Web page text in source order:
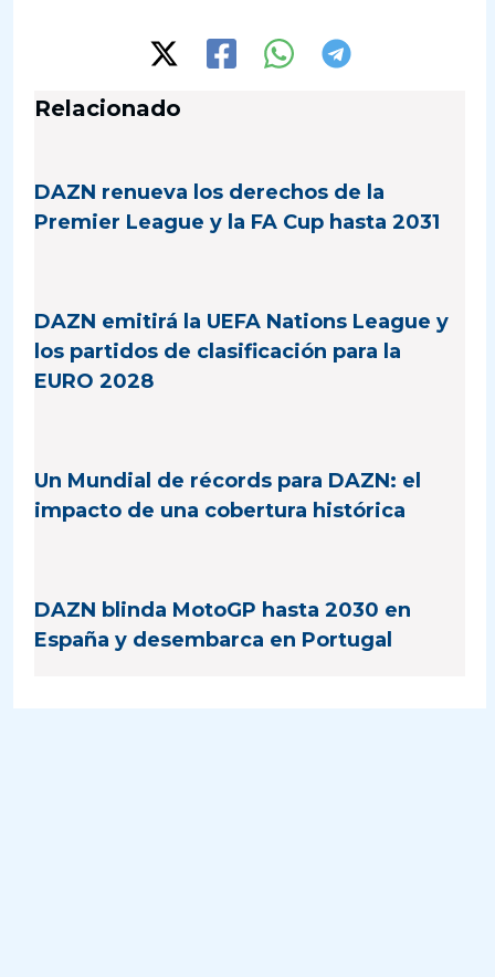
Relacionado
DAZN renueva los derechos de la
Premier League y la FA Cup hasta 2031
DAZN emitirá la UEFA Nations League y
los partidos de clasificación para la
EURO 2028
Un Mundial de récords para DAZN: el
impacto de una cobertura histórica
DAZN blinda MotoGP hasta 2030 en
España y desembarca en Portugal